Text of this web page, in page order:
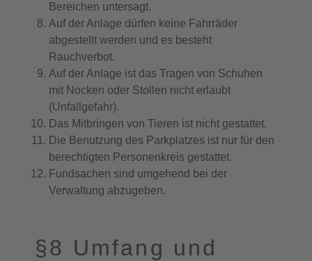
Bereichen untersagt.
Auf der Anlage dürfen keine Fahrräder
abgestellt werden und es besteht
Rauchverbot.
Auf der Anlage ist das Tragen von Schuhen
mit Nocken oder Stollen nicht erlaubt
(Unfallgefahr).
Das Mitbringen von Tieren ist nicht gestattet.
Die Benutzung des Parkplatzes ist nur für den
berechtigten Personenkreis gestattet.
Fundsachen sind umgehend bei der
Verwaltung abzugeben.
§8 Umfang und